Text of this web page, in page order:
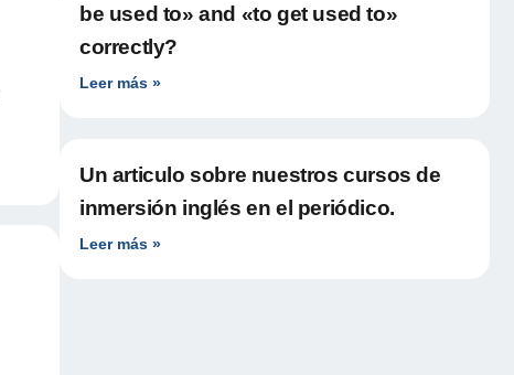
be used to» and «to get used to»
correctly?
Leer más »
Un articulo sobre nuestros cursos de
inmersión inglés en el periódico.
Leer más »